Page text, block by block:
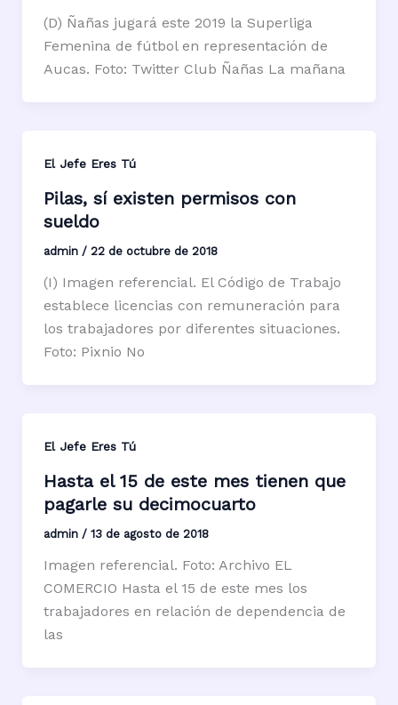
(D) Ñañas jugará este 2019 la Superliga
Femenina de fútbol en representación de
Aucas. Foto: Twitter Club Ñañas La mañana
El Jefe Eres Tú
Pilas, sí existen permisos con
sueldo
admin / 22 de octubre de 2018
(I) Imagen referencial. El Código de Trabajo
establece licencias con remuneración para
los trabajadores por diferentes situaciones.
Foto: Pixnio No
El Jefe Eres Tú
Hasta el 15 de este mes tienen que
pagarle su decimocuarto
admin / 13 de agosto de 2018
Imagen referencial. Foto: Archivo EL
COMERCIO Hasta el 15 de este mes los
trabajadores en relación de dependencia de
las